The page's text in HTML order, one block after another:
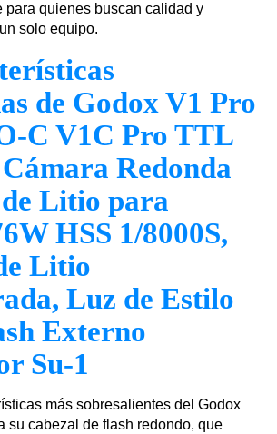
para quienes buscan calidad y
solo equipo.
de Godox V1 Pro
C V1C Pro TTL
Redonda
Litio para
HSS 1/8000S,
Litio
Luz de Estilo
Externo
Su-1
más sobresalientes del Godox
su cabezal de flash redondo, que